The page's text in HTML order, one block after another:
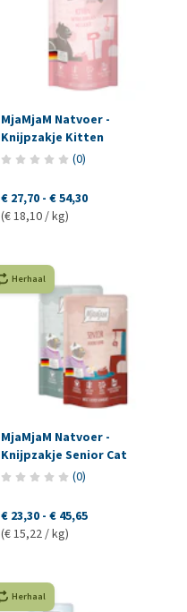
MjaMjaM Natvoer -
Knijpzakje Kitten
(0)
€ 27,70 - € 54,30
(€ 18,10 / kg)
Herhaal
MjaMjaM Natvoer -
Knijpzakje Senior Cat
(0)
€ 23,30 - € 45,65
(€ 15,22 / kg)
Herhaal